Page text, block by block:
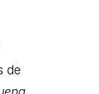
de